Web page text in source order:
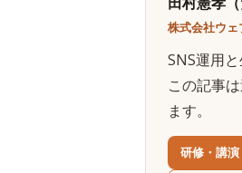
株式会社ウ
SNS運用
この記事
ます。
研修・講